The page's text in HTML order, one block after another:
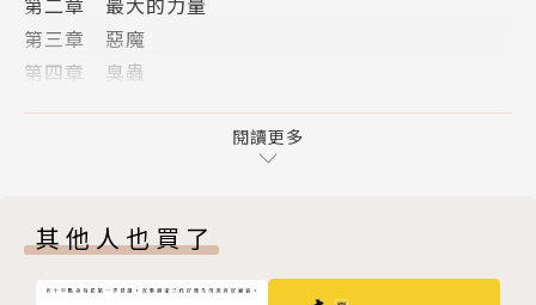
作為，無情地指控蔣介石，並承認毛澤東的革命已超出
美國的影響力。在此過程中，美國的角色，上自政府組
織下至許許多多個別人士，其政策規劃與制定、諸多大
誤」的局勢推論，許多作為與消極的不作為，對後來的
在這動盪的一年，毛澤東在北京建立了新的革命政府，
為打造現代中國奠定基礎，而蔣介石則退守台灣基地。
第三章 惡魔
第四章 臭蟲
第八章 等等，再看看
閱讀更多
其他人也買了